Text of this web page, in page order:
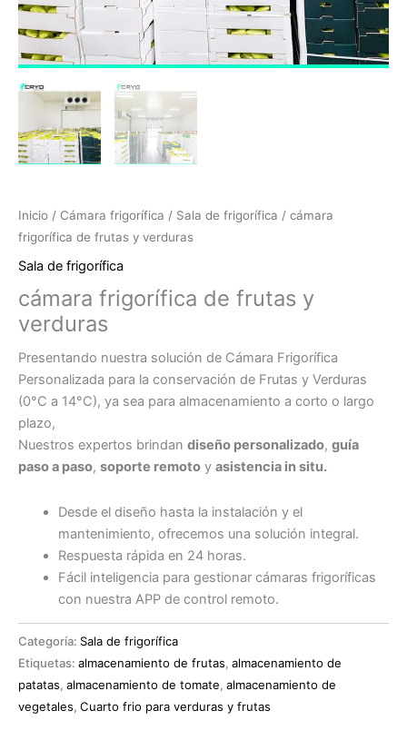
Inicio / Cámara frigorífica / Sala de frigorífica / cámara
frigorífica de frutas y verduras
Sala de frigorífica
cámara frigorífica de frutas y
verduras
Presentando nuestra solución de Cámara Frigorífica
Personalizada para la conservación de Frutas y Verduras
(0°C a 14°C), ya sea para almacenamiento a corto o largo
plazo,
Nuestros expertos brindan diseño personalizado, guía
paso a paso, soporte remoto y asistencia in situ.
Desde el diseño hasta la instalación y el
mantenimiento, ofrecemos una solución integral.
Respuesta rápida en 24 horas.
Fácil inteligencia para gestionar cámaras frigoríficas
con nuestra APP de control remoto.
Categoría: Sala de frigorífica
Etiquetas: almacenamiento de frutas, almacenamiento de
patatas, almacenamiento de tomate, almacenamiento de
vegetales, Cuarto frio para verduras y frutas